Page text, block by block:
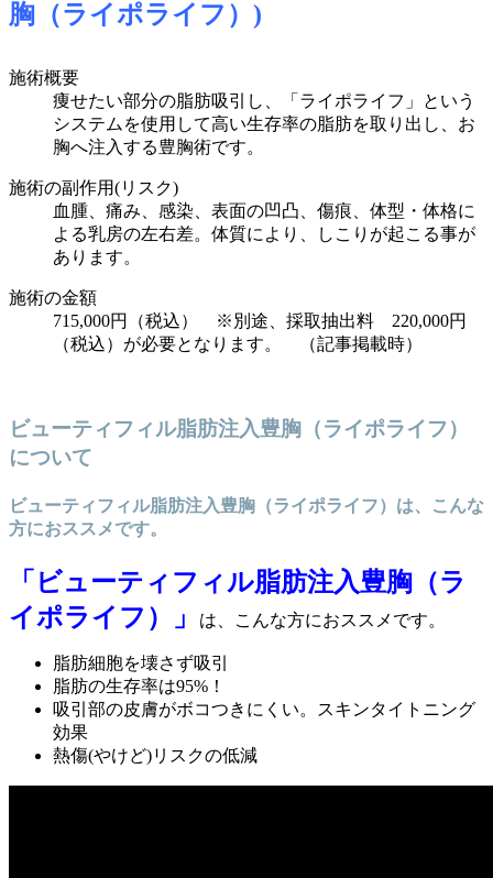
胸（ライポライフ）)
施術概要
痩せたい部分の脂肪吸引し、「ライポライフ」という
システム を使用して高い生存率の脂肪を取り出し
、お
胸へ注入する豊胸術です。
施術の副作用(リスク)
血腫、痛み、感染、表面の凹凸、傷痕、体型・体格に
よる乳房の左右差。体質により、しこりが起こる事が
あります。
施術の金額
715,000円（税込） ※別途、採取抽出料 220,000円
（税込）が必要となります。 （記事掲載時）
ビューティフィル脂肪注入豊胸（ライポライフ）
について
ビューティフィル脂肪注入豊胸（ライポライフ）は、こんな
方におススメです。
「ビューティフィル脂肪注入豊胸（ラ
イポライフ）」
は、こんな方におススメです。
脂肪細胞を壊さず吸引
脂肪の生存率は95%！
吸引部の皮膚がボコつきにくい。スキンタイトニング
効果
熱傷(やけど)リスクの低減